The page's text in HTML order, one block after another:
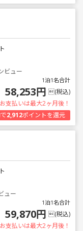
ビュー
1泊1名合計
58,253円 (税込)
お支払いは最大2ヶ月後！
2,912ポイントを還元
ュー
1泊1名合計
59,870円 (税込)
お支払いは最大2ヶ月後！